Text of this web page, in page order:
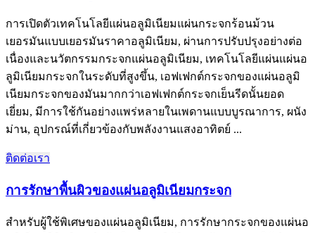
การเปิดตัวเทคโนโลยีแผ่นอลูมิเนียมแผ่นกระจกร้อนม้วน
เยอรมันแบบเยอรมันราคาอลูมิเนียม, ผ่านการปรับปรุงอย่างต่อ
เนื่องและนวัตกรรมกระจกแผ่นอลูมิเนียม, เทคโนโลยีแผ่นแผ่นอ
ลูมิเนียมกระจกในระดับที่สูงขึ้น, เอฟเฟกต์กระจกของแผ่นอลูมิ
เนียมกระจกของมันมากกว่าเอฟเฟกต์กระจกเย็นรีดนั้นยอด
เยี่ยม, มีการใช้กันอย่างแพร่หลายในเพดานแบบบูรณาการ, ผนัง
ม่าน, อุปกรณ์ที่เกี่ยวข้องกับพลังงานแสงอาทิตย์ ...
ติดต่อเรา
การรักษาพื้นผิวของแผ่นอลูมิเนียมกระจก
สำหรับผู้ใช้พิเศษของแผ่นอลูมิเนียม, การรักษากระจกของแผ่นอ